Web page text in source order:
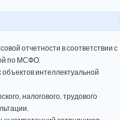
отчетности в соответствии с
по МСФО.
интеллектуальной
налогового, трудового